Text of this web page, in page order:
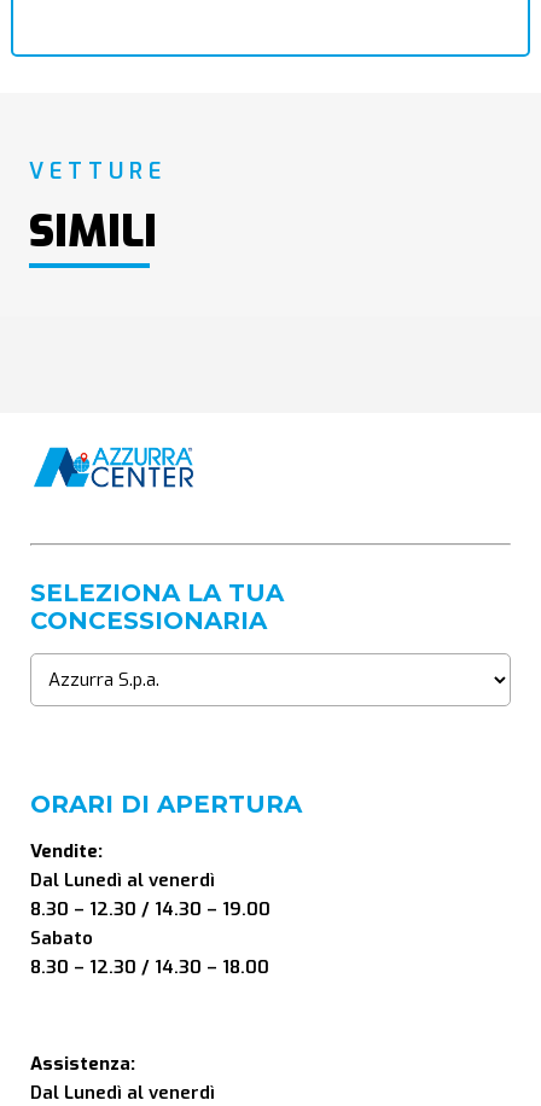
VETTURE
SIMILI
SELEZIONA LA TUA
CONCESSIONARIA
ORARI DI APERTURA
Vendite:
Dal Lunedì al venerdì
8.30 – 12.30 / 14.30 – 19.00
Sabato
8.30 – 12.30 / 14.30 – 18.00
Assistenza:
Dal Lunedì al venerdì